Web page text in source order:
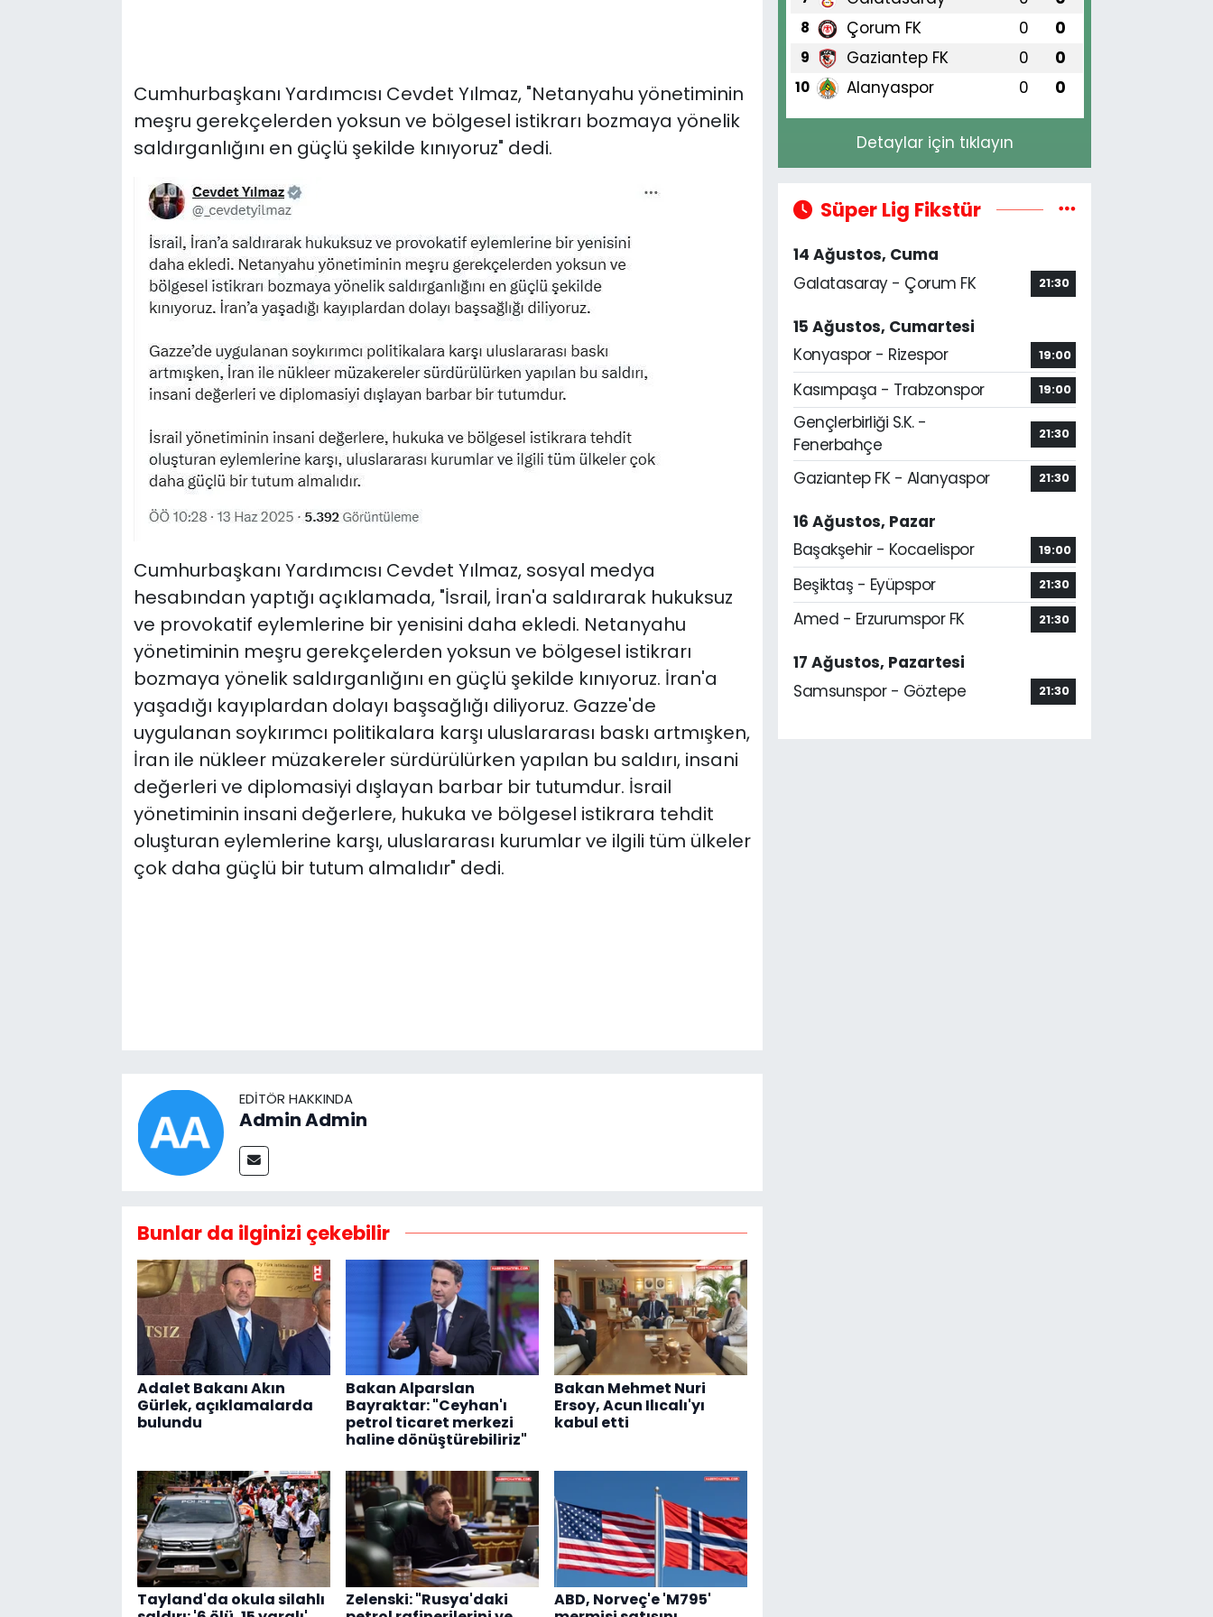
Cumhurbaşkanı Yardımcısı Cevdet Yılmaz, "Netanyahu yönetiminin
meşru gerekçelerden yoksun ve bölgesel istikrarı bozmaya yönelik
saldırganlığını en güçlü şekilde kınıyoruz" dedi.
Cumhurbaşkanı Yardımcısı Cevdet Yılmaz, sosyal medya
hesabından yaptığı açıklamada, "İsrail, İran'a saldırarak hukuksuz
ve provokatif eylemlerine bir yenisini daha ekledi. Netanyahu
yönetiminin meşru gerekçelerden yoksun ve bölgesel istikrarı
bozmaya yönelik saldırganlığını en güçlü şekilde kınıyoruz. İran'a
yaşadığı kayıplardan dolayı başsağlığı diliyoruz. Gazze'de
uygulanan soykırımcı politikalara karşı uluslararası baskı artmışken,
İran ile nükleer müzakereler sürdürülürken yapılan bu saldırı, insani
değerleri ve diplomasiyi dışlayan barbar bir tutumdur. İsrail
yönetiminin insani değerlere, hukuka ve bölgesel istikrara tehdit
oluşturan eylemlerine karşı, uluslararası kurumlar ve ilgili tüm ülkeler
çok daha güçlü bir tutum almalıdır" dedi.
EDITÖR HAKKINDA
Admin Admin
Bunlar da ilginizi çekebilir
Adalet Bakanı Akın
Gürlek, açıklamalarda
bulundu
Bakan Alparslan
Bayraktar: "Ceyhan'ı
petrol ticaret merkezi
haline dönüştürebiliriz"
Bakan Mehmet Nuri
Ersoy, Acun Ilıcalı'yı
kabul etti
Tayland'da okula silahlı
Zelenski: "Rusya'daki
ABD, Norveç'e 'M795'
8 Çorum FK 0 0
9 Gaziantep FK 0 0
10 Alanyaspor 0 0
Detaylar için tıklayın
Süper Lig Fikstür
14 Ağustos, Cuma
Galatasaray - Çorum FK
21:30
15 Ağustos, Cumartesi
Konyaspor - Rizespor
19:00
Kasımpaşa - Trabzonspor 19:00
Gençlerbirliği S.K. -
Fenerbahçe
21:30
Gaziantep FK - Alanyaspor 21:30
16 Ağustos, Pazar
Başakşehir - Kocaelispor
19:00
Beşiktaş - Eyüpspor 21:30
Amed - Erzurumspor FK 21:30
17 Ağustos, Pazartesi
Samsunspor - Göztepe
21:30